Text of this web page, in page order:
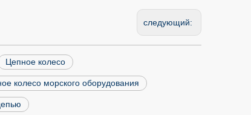
следующий:
Цепное колесо
колесо морского оборудования